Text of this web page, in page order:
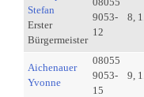
Stefan
Erster
Bürgermeister
9053-
12
8,
Aichenauer
Yvonne
08055
9053-
15
9,